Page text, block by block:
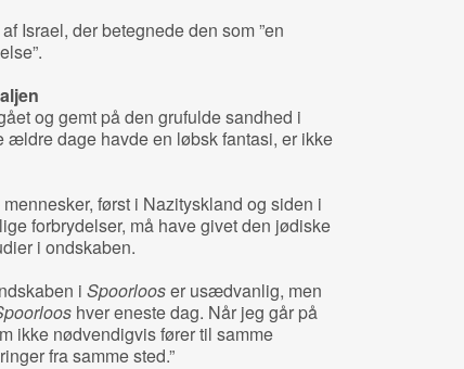
Israel, der betegnede den som ”en
og gemt på den grufulde sandhed i
ældre dage havde en løbsk fantasi, er ikke
først i Nazityskland og siden i
forbrydelser, må have givet den jødiske
i ondskaben.
i Spoorlooser usædvanlig, men
hver eneste dag. Når jeg går på
ikke nødvendigvis fører til samme
fra samme sted.”